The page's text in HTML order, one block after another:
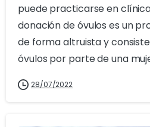
puede practicarse en
donación de óvulos es un
de forma altruista y
óvulos por parte de una
28/07/2022